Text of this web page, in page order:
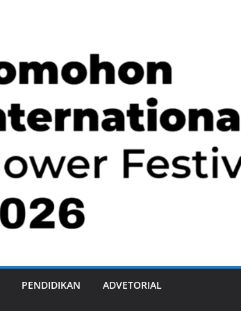
PENDIDIKAN ADVETORIAL